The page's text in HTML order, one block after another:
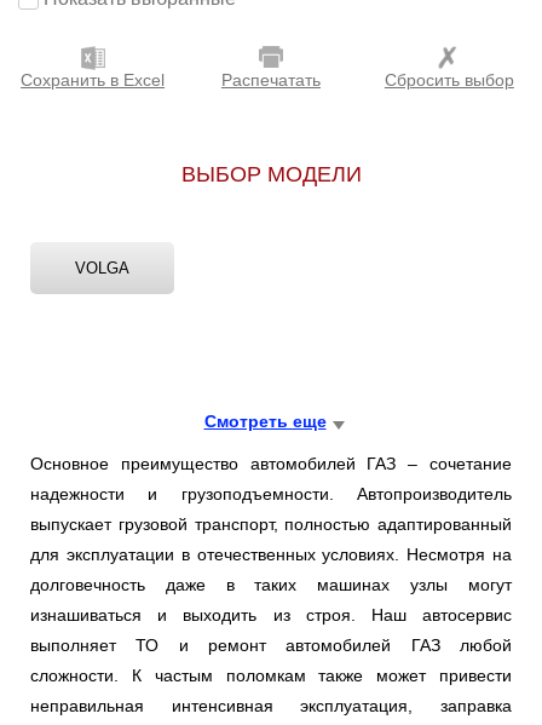
Сохранить в Excel Распечатать Сбросить выбор
ВЫБОР МОДЕЛИ
VOLGA
Смотреть еще
Основное преимущество автомобилей ГАЗ – сочетание
надежности и грузоподъемности. Автопроизводитель
выпускает грузовой транспорт, полностью адаптированный
для эксплуатации в отечественных условиях. Несмотря на
долговечность даже в таких машинах узлы могут
изнашиваться и выходить из строя. Наш автосервис
выполняет ТО и ремонт автомобилей ГАЗ любой
сложности. К частым поломкам также может привести
неправильная интенсивная эксплуатация, заправка